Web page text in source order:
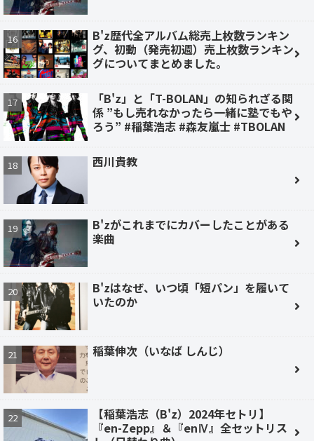
B'z歴代全アルバム総売上枚数ランキン
グ、初動（発売初週）売上枚数ランキン
グについてまとめました。
「B'z」と「T-BOLAN」の知られざる関
係 ”もし売れなかったら一緒に塾でもや
ろう” #稲葉浩志 #森友嵐士 #TBOLAN
西川貴教
B'zがこれまでにカバーしたことがある
楽曲
B'zはなぜ、いつ頃「短パン」を履いて
いたのか
稲葉伸次（いなば しんじ）
【稲葉浩志（B'z）2024年セトリ】
『en-Zepp』＆『enⅣ』全セットリス